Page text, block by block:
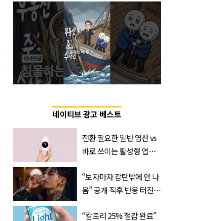
네이티브 광고 베스트
전환 필요한 일반 엽산 vs
바로 쓰이는 활성형 엽
‘Quatrefolic®’ 주목
“보자마자 감탄밖에 안 나
옴” 공개 직후 반응 터진
“칼로리 25% 절감 완료”